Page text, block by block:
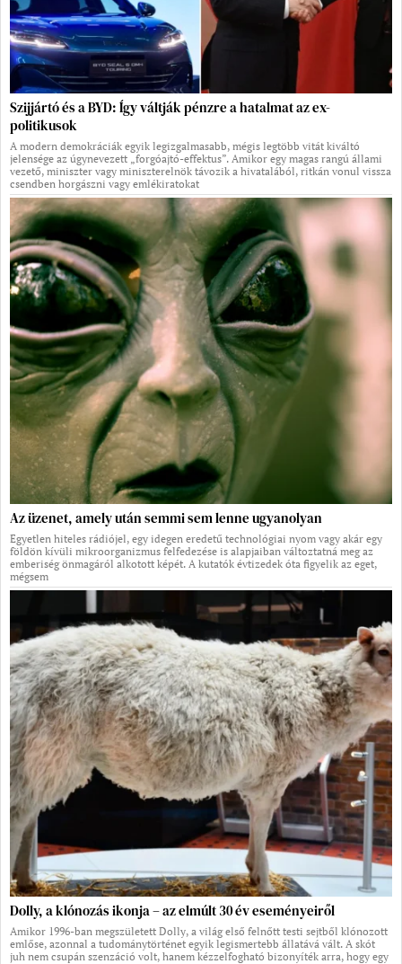
Szijjártó és a BYD: Így váltják pénzre a hatalmat az ex-
politikusok
A modern demokráciák egyik legizgalmasabb, mégis legtöbb vitát kiváltó
jelensége az úgynevezett „forgóajtó-effektus”. Amikor egy magas rangú állami
vezető, miniszter vagy miniszterelnök távozik a hivatalából, ritkán vonul vissza
csendben horgászni vagy emlékiratokat
Az üzenet, amely után semmi sem lenne ugyanolyan
Egyetlen hiteles rádiójel, egy idegen eredetű technológiai nyom vagy akár egy
földön kívüli mikroorganizmus felfedezése is alapjaiban változtatná meg az
emberiség önmagáról alkotott képét. A kutatók évtizedek óta figyelik az eget,
mégsem
Dolly, a klónozás ikonja – az elmúlt 30 év eseményeiről
Amikor 1996-ban megszületett Dolly, a világ első felnőtt testi sejtből klónozott
emlőse, azonnal a tudománytörténet egyik legismertebb állatává vált. A skót
juh nem csupán szenzáció volt, hanem kézzelfogható bizonyíték arra, hogy egy